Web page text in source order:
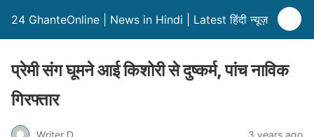
24 GhanteOnline | News in Hindi | Latest हिंदी न्यूज़
प्रेमी संग घूमने आई किशोरी से दुष्कर्म, पांच नाविक
गिरफ्तार
Writer D 3 years ago